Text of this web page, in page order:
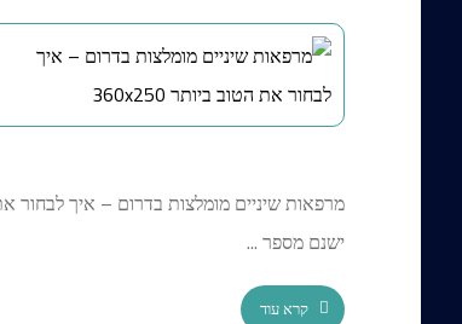
מרפאות שיניים מומלצות בדרום – איך
ישנם מספר ...
קרא עוד